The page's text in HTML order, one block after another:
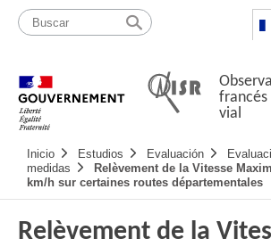
Pasar
contenido
Mapa
web
francés
vial
Navigation
principale
Inicio Estudios Evaluación
medidas
Relèvement de la Vitesse
km/h sur certaines routes départementales
Relèvement de la